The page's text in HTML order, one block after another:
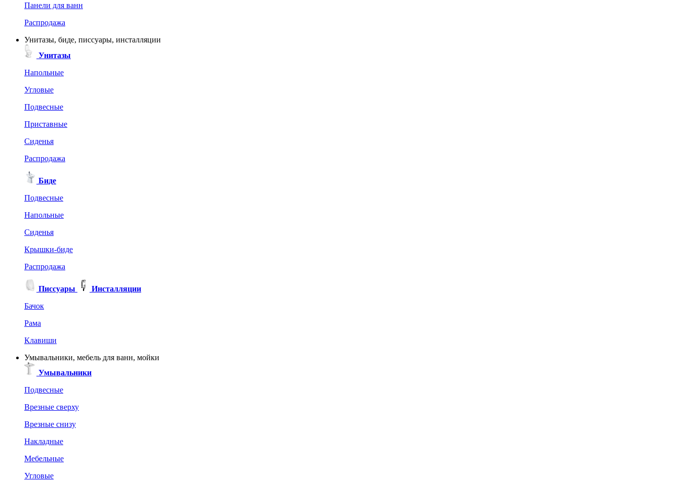
Панели для ванн
Распродажа
Унитазы, биде, писсуары, инсталляции
Унитазы
Напольные
Угловые
Подвесные
Приставные
Сиденья
Распродажа
Биде
Подвесные
Напольные
Сиденья
Крышки-биде
Распродажа
Писсуары
Инсталляции
Бачок
Рама
Клавиши
Умывальники, мебель для ванн, мойки
Умывальники
Подвесные
Врезные сверху
Врезные снизу
Накладные
Мебельные
Угловые